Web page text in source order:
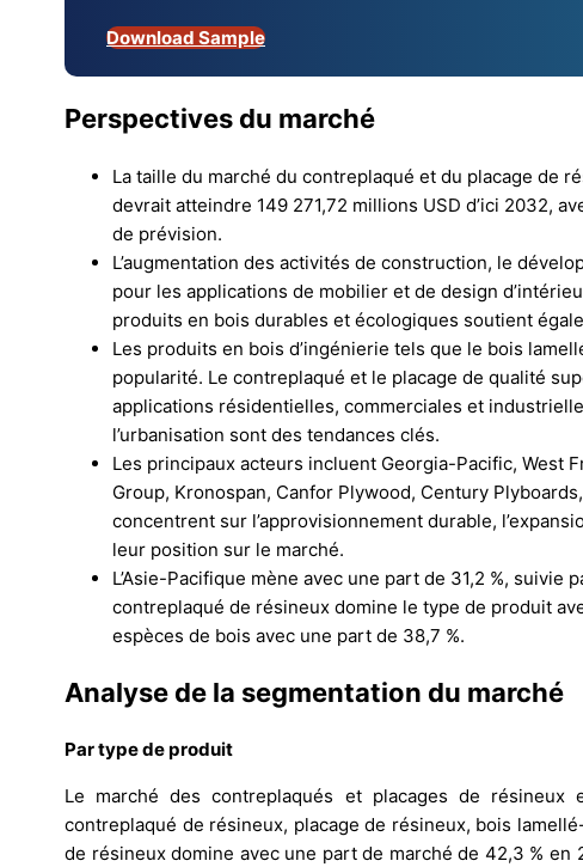
Download Sample
Perspectives du marché
La taille du marché du contreplaqué et du placage de
devrait atteindre 149 271,72 millions USD d’ici 2032,
de prévision.
L’augmentation des activités de construction, le
pour les applications de mobilier et de design
produits en bois durables et écologiques soutient
Les produits en bois d’ingénierie tels que le bois
popularité. Le contreplaqué et le placage de qualité
applications résidentielles, commerciales et
l’urbanisation sont des tendances clés.
Les principaux acteurs incluent Georgia-Pacific, West
Group, Kronospan, Canfor Plywood, Century
concentrent sur l’approvisionnement durable,
leur position sur le marché.
L’Asie-Pacifique mène avec une part de 31,2 %, suivie
contreplaqué de résineux domine le type de produit
espèces de bois avec une part de 38,7 %.
Analyse de la segmentation du marché
Par type de produit
Le marché des contreplaqués et placages de
contreplaqué de résineux, placage de résineux, bois
de résineux domine avec une part de marché de 42,3 %